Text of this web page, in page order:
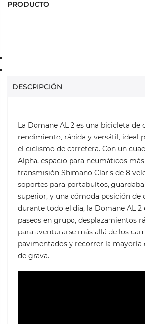
PRODUCTO
DESCRIPCIÓN
La Domane AL 2 es una bicicleta de
rendimiento, rápida y versátil, ideal
el ciclismo de carretera. Con un
Alpha, espacio para neumáticos
transmisión Shimano Claris de 8
soportes para portabultos,
superior, y una cómoda posición de
durante todo el día, la Domane AL 2
paseos en grupo, desplazamientos
para aventurarse más allá de los
pavimentados y recorrer la mayoría
de grava.